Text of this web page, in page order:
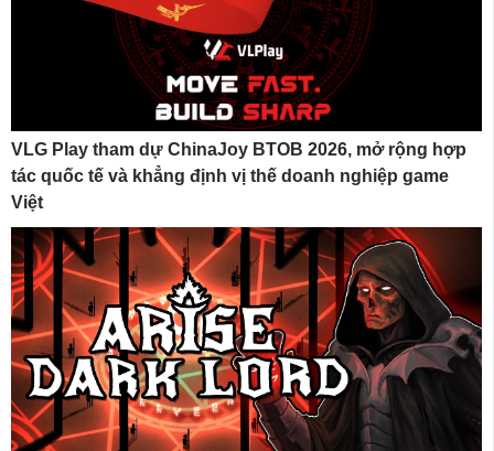
VLG Play tham dự ChinaJoy BTOB 2026, mở rộng hợp
tác quốc tế và khẳng định vị thế doanh nghiệp game
Việt